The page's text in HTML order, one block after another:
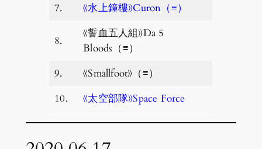
7.
《水上鐘樓》Curon（≡）
8.
《誓血五人組》Da 5
Bloods（≡）
9.
《Smallfoot》（≡）
10.
《太空部隊》Space Force